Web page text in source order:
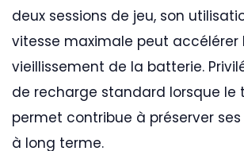
deux sessions de jeu, son
vitesse maximale peut accélérer
vieillissement de la batterie.
de recharge standard lorsque le
permet contribue à préserver
à long terme.